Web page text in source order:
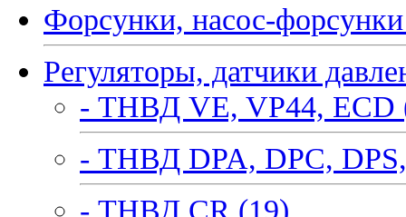
Форсунки, насос-
Регуляторы, датчики
- ТНВД VE, VP44, ECD
- ТНВД DPA, DPC,
- ТНВД CR (19)